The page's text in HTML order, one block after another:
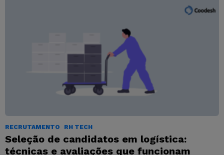
RECRUTAMENTO RH TECH
Seleção de candidatos em logística:
técnicas e avaliações que funcionam